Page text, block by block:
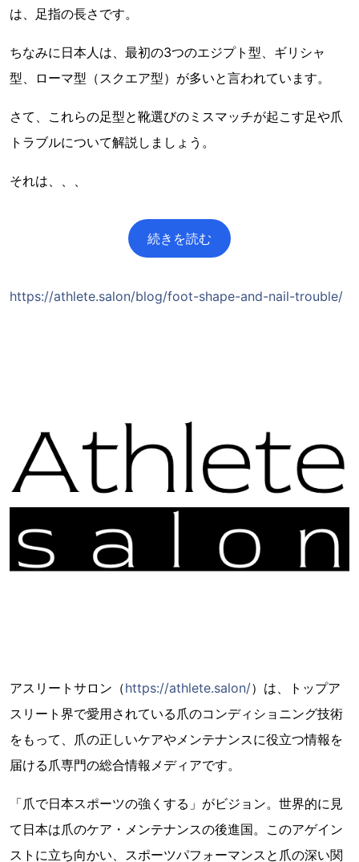
は、足指の長さです。
ちなみに日本人は、最初の3つのエジプト型、ギリシャ
型、ローマ型（スクエア型）が多いと言われています。
さて、これらの足型と靴選びのミスマッチが起こす足や爪
トラブルについて解説しましょう。
それは、、、
続きを読む
https://athlete.salon/blog/foot-shape-and-nail-trouble/
アスリートサロン（https://athlete.salon/）は、トップア
スリート界で愛用されている爪のコンディショニング技術
をもって、爪の正しいケアやメンテナンスに役立つ情報を
届ける爪専門の総合情報メディアです。
「爪で日本スポーツの強くする」がビジョン。世界的に見
て日本は爪のケア・メンテナンスの後進国。このアゲイン
ストに立ち向かい、スポーツパフォーマンスと爪の深い関